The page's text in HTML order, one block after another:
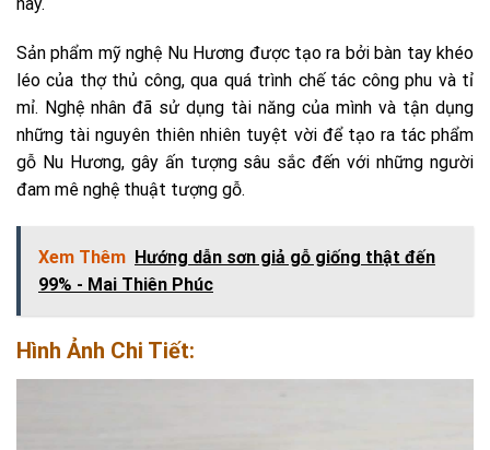
Sản phẩm mỹ nghệ Nu Hương được tạo ra bởi bàn tay khéo
léo của thợ thủ công, qua quá trình chế tác công phu và tỉ
mỉ. Nghệ nhân đã sử dụng tài năng của mình và tận dụng
những tài nguyên thiên nhiên tuyệt vời để tạo ra tác phẩm
gỗ Nu Hương, gây ấn tượng sâu sắc đến với những người
đam mê nghệ thuật tượng gỗ.
Xem Thêm Hướng dẫn sơn giả gỗ giống thật đến
99% - Mai Thiên Phúc
Hình Ảnh Chi Tiết: